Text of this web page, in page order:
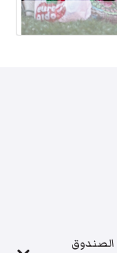
الصندوق